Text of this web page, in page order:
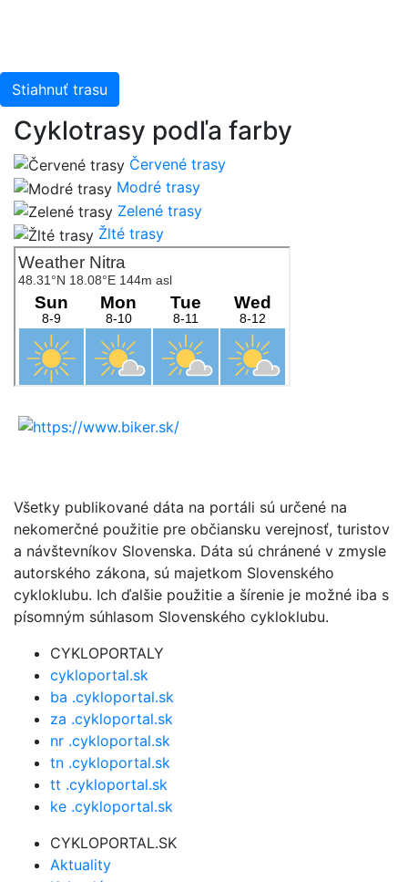
Stiahnuť trasu
Cyklotrasy podľa farby
Červené trasy
Modré trasy
Zelené trasy
Žlté trasy
Všetky publikované dáta na portáli sú určené na
nekomerčné použitie pre občiansku verejnosť, turistov
a návštevníkov Slovenska. Dáta sú chránené v zmysle
autorského zákona, sú majetkom Slovenského
cykloklubu. Ich ďalšie použitie a šírenie je možné iba s
písomným súhlasom Slovenského cykloklubu.
CYKLOPORTALY
cykloportal.sk
ba .cykloportal.sk
za .cykloportal.sk
nr .cykloportal.sk
tn .cykloportal.sk
tt .cykloportal.sk
ke .cykloportal.sk
CYKLOPORTAL.SK
Aktuality